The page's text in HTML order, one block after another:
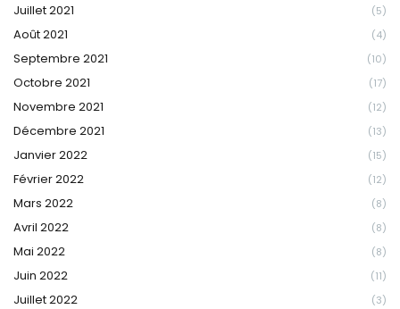
Juillet 2021 (5)
Août 2021 (4)
Septembre 2021 (10)
Octobre 2021 (17)
Novembre 2021 (12)
Décembre 2021 (13)
Janvier 2022 (15)
Février 2022 (12)
Mars 2022 (8)
Avril 2022 (8)
Mai 2022 (8)
Juin 2022 (11)
Juillet 2022 (3)